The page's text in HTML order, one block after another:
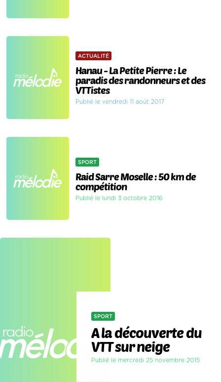
ACTUALITÉ
Hanau - La Petite Pierre : Le
paradis des randonneurs et des
VTTistes
Publié le vendredi 11 août 2017
SPORT
Raid Sarre Moselle : 50 km de
compétition
Publié le lundi 3 octobre 2016
SPORT
A la découverte du
VTT sur neige
Publié le mercredi 25 novembre 2015